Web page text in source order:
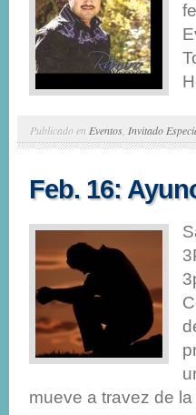
Publicado en Eventos Invitado
Feb. 16:
mueve a travez de